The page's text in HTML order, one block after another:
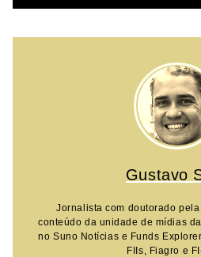
Gustavo
Jornalista com doutorado
conteúdo da unidade de mídias
no Suno Notícias e Funds
FIIs, Fiagro e